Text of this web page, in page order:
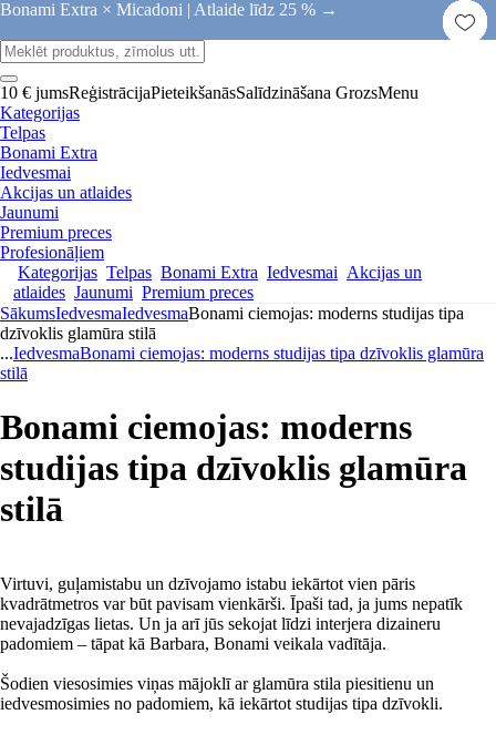
Bonami Extra × Micadoni | Atlaide līdz 25 % →
10 € jumsReģistrācijaPieteikšanāsSalīdzināšana GrozsMenu
Kategorijas
Telpas
Bonami Extra
Iedvesmai
Akcijas un atlaides
Jaunumi
Premium preces
Profesionāļiem
Kategorijas Telpas Bonami Extra Iedvesmai Akcijas un
atlaides Jaunumi Premium preces
SākumsIedvesmaIedvesmaBonami ciemojas: moderns studijas tipa
dzīvoklis glamūra stilā
...IedvesmaBonami ciemojas: moderns studijas tipa dzīvoklis glamūra
stilā
Bonami ciemojas: moderns
studijas tipa dzīvoklis glamūra
stilā
Virtuvi, guļamistabu un dzīvojamo istabu iekārtot vien pāris
kvadrātmetros var būt pavisam vienkārši. Īpaši tad, ja jums nepatīk
nevajadzīgas lietas. Un ja arī jūs sekojat līdzi interjera dizaineru
padomiem – tāpat kā Barbara, Bonami veikala vadītāja.
Šodien viesosimies viņas mājoklī ar glamūra stila piesitienu un
iedvesmosimies no padomiem, kā iekārtot studijas tipa dzīvokli.